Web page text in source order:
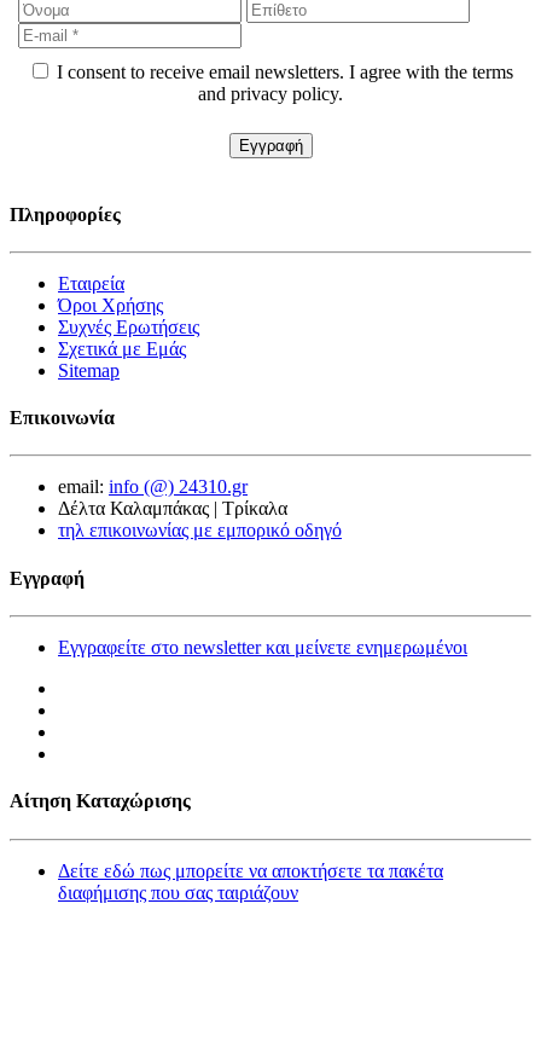
I consent to receive email newsletters. I agree with the terms
and privacy policy.
Πληροφορίες
Εταιρεία
Όροι Χρήσης
Συχνές Ερωτήσεις
Σχετικά με Εμάς
Sitemap
Επικοινωνία
email: info (@) 24310.gr
Δέλτα Καλαμπάκας | Τρίκαλα
τηλ επικοινωνίας με εμπορικό οδηγό
Εγγραφή
Εγγραφείτε στο newsletter και μείνετε ενημερωμένοι
Αίτηση Καταχώρισης
Δείτε εδώ πως μπορείτε να αποκτήσετε τα πακέτα
διαφήμισης που σας ταιριάζουν